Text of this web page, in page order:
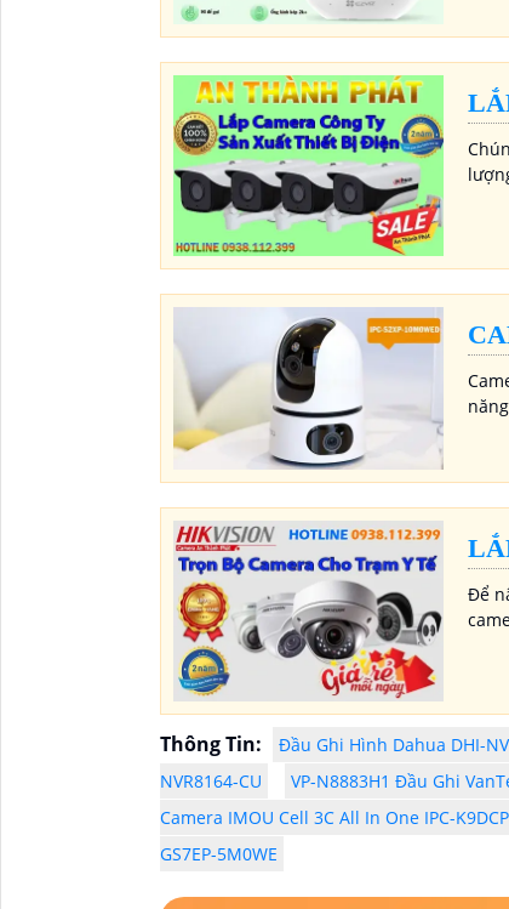
Để
Thông Tin: Đầu Ghi Hình Dahua DHI-
NVR8164-CU
VP-N8883H1 Đầu Ghi
Camera IMOU Cell 3C All In One IPC-
GS7EP-5M0WE